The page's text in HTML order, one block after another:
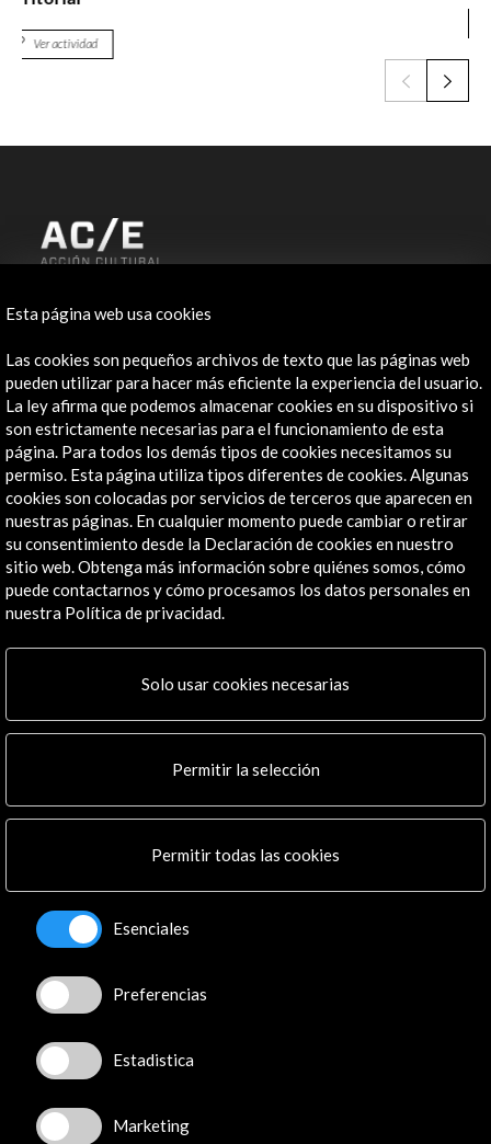
ALERTAS
AC/E
Contacta
info@accioncultural.es
+34 91 700 4000
José Abascal, 4 - 4º
28003 Madrid, España
Canales de contacto
Explora
Actividades
Residencias
Cultura en Red
Logo y crédito a AC/E
Conecta
X (Twitter)
LinkedIn
Youtube
Esta página web usa cookies
Las cookies son pequeños archivos de texto que las páginas web
pueden utilizar para hacer más eficiente la experiencia del usuario.
La ley afirma que podemos almacenar cookies en su dispositivo si
son estrictamente necesarias para el funcionamiento de esta
página. Para todos los demás tipos de cookies necesitamos su
permiso. Esta página utiliza tipos diferentes de cookies. Algunas
cookies son colocadas por servicios de terceros que aparecen en
nuestras páginas. En cualquier momento puede cambiar o retirar
su consentimiento desde la Declaración de cookies en nuestro
sitio web. Obtenga más información sobre quiénes somos, cómo
puede contactarnos y cómo procesamos los datos personales en
nuestra Política de privacidad.
Solo usar cookies necesarias
Permitir la selección
Permitir todas las cookies
Esenciales
Preferencias
Estadistica
Marketing